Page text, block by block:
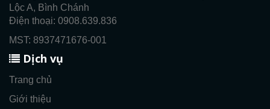
Lộc A, Bình Chánh
Điện thoại: 0908.639.836
MST: 8937471676-001
Dịch vụ
Trang chủ
Giới thiệu